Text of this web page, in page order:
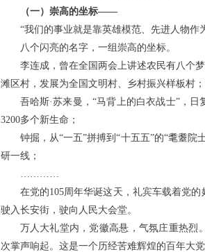
（一）崇高的坐标——
“我们的事业就是靠英雄模范、先进人物作
八个闪亮的名字，一组崇高的坐标。
李连成，曾在全国两会上讲述农民有八个
滩区村，发展为全国文明村、乡村振兴样板村；
吾哈斯·苏来曼，“马背上的白衣战士”，
3200多个新生命；
钟掘，从“一五”拼搏到“十五五”的“耄耋
研一线；
…………
在党的105周年华诞这天，礼宾车载着党
驶入长安街，驶向人民大会堂。
万人大礼堂内，党徽高悬，气氛庄重热
次掌声响起。这是一个历经苦难辉煌的百年大